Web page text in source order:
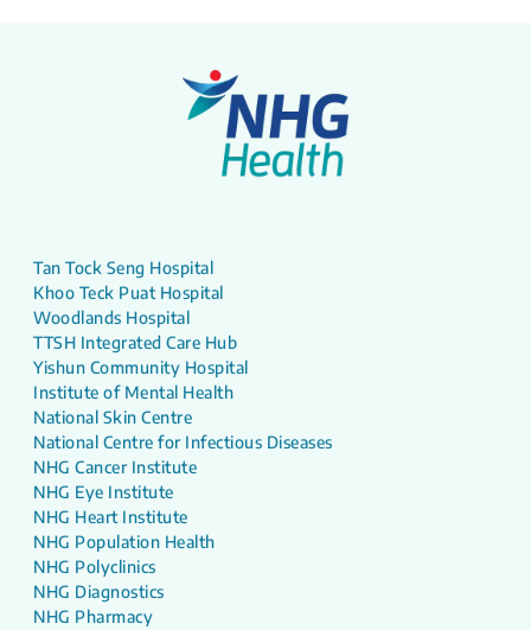
Tan Tock Seng Hospital
Khoo Teck Puat Hospital
Woodlands Hospital
TTSH Integrated Care Hub
Yishun Community Hospital
Institute of Mental Health
National Skin Centre
National Centre for Infectious Diseases
NHG Cancer Institute
NHG Eye Institute
NHG Heart Institute
NHG Population Health
NHG Polyclinics
NHG Diagnostics
NHG Pharmacy